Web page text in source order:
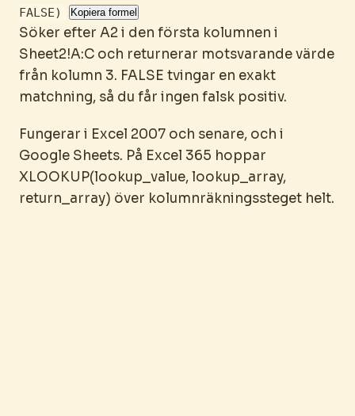
FALSE)
Kopiera formel
Söker efter A2 i den första kolumnen i
Sheet2!A:C och returnerar motsvarande värde
från kolumn 3. FALSE tvingar en exakt
matchning, så du får ingen falsk positiv.
Fungerar i Excel 2007 och senare, och i
Google Sheets. På Excel 365 hoppar
XLOOKUP(lookup_value, lookup_array,
return_array) över kolumnräkningssteget helt.